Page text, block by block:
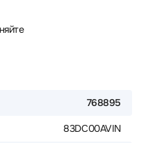
768895
83DC00AVIN